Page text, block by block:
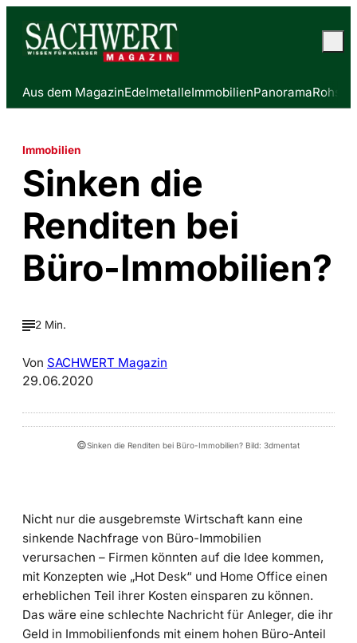
Aus dem MagazinEdelmetalleImmobilienPanorama
Immobilien
Sinken die
Renditen bei
Büro-Immobilien?
2 Min.
Von SACHWERT Magazin
29.06.2020
©Sinken die Renditen bei Büro-Immobilien? Bild: 3dmentat
Nicht nur die ausgebremste Wirtschaft kann eine
sinkende Nachfrage von Büro-Immobilien
verursachen – Firmen könnten auf die Idee kommen,
mit Konzepten wie „Hot Desk“ und Home Office einen
erheblichen Teil ihrer Kosten einsparen zu können.
Das wäre eine schlechte Nachricht für Anleger, die ihr
Geld in Immobilienfonds mit einem hohen Büro-Anteil